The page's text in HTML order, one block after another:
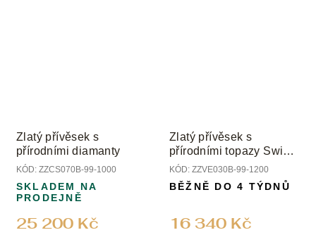
Zlatý přívěsek s
přírodními diamanty
KÓD: ZZCS070B-99-1000
25 200 Kč
SKLADEM NA
PRODEJNĚ
Zlatý přívěsek s
přírodními topazy Swiss
a diamanty
KÓD: ZZVE030B-99-1200
16 340 Kč
BĚŽNĚ DO 4 TÝDNŮ